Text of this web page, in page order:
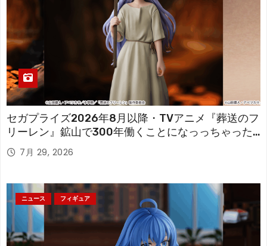
セガプライズ2026年8月以降・TVアニメ『葬送のフ
リーレン』鉱山で300年働くことになっっちゃった
「フリーレン」を立体化！
7月 29, 2026
ニュース フィギュア